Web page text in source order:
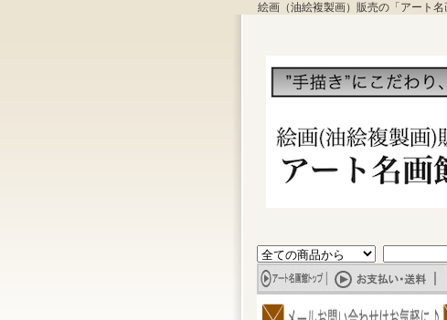
絵画（油絵複製画）販売の「アート